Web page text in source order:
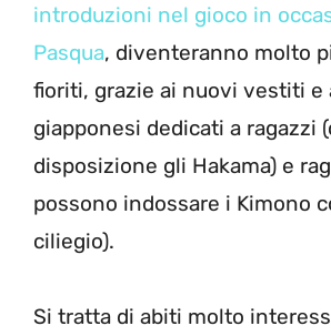
introduzioni nel gioco in
Pasqua, diventeranno molto
fioriti, grazie ai nuovi vestiti e
giapponesi dedicati a ragazzi
disposizione gli Hakama) e
possono indossare i Kimono
ciliegio).
Si tratta di abiti molto